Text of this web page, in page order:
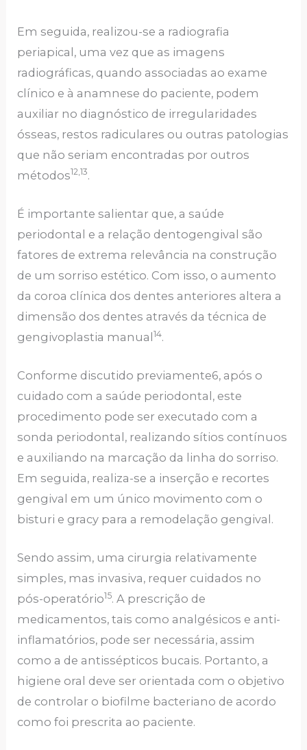
Em seguida, realizou-se a radiografia
periapical, uma vez que as imagens
radiográficas, quando associadas ao exame
clínico e à anamnese do paciente, podem
auxiliar no diagnóstico de irregularidades
ósseas, restos radiculares ou outras patologias
que não seriam encontradas por outros
métodos12,13.
É importante salientar que, a saúde
periodontal e a relação dentogengival são
fatores de extrema relevância na construção
de um sorriso estético. Com isso, o aumento
da coroa clínica dos dentes anteriores altera a
dimensão dos dentes através da técnica de
gengivoplastia manual14.
Conforme discutido previamente6, após o
cuidado com a saúde periodontal, este
procedimento pode ser executado com a
sonda periodontal, realizando sítios contínuos
e auxiliando na marcação da linha do sorriso.
Em seguida, realiza-se a inserção e recortes
gengival em um único movimento com o
bisturi e gracy para a remodelação gengival.
Sendo assim, uma cirurgia relativamente
simples, mas invasiva, requer cuidados no
pós-operatório15. A prescrição de
medicamentos, tais como analgésicos e anti-
inflamatórios, pode ser necessária, assim
como a de antissépticos bucais. Portanto, a
higiene oral deve ser orientada com o objetivo
de controlar o biofilme bacteriano de acordo
como foi prescrita ao paciente.